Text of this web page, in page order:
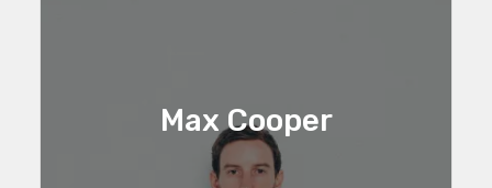
Max Cooper